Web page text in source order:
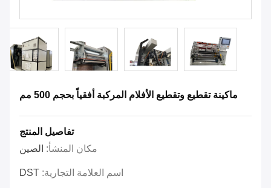
ماكينة تقطيع وتقطيع الأفلام المركبة أفقياً بحجم 500 مم
تفاصيل المنتج
مكان المنشأ: الصين
اسم العلامة التجارية: DST